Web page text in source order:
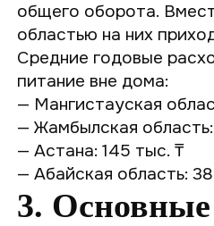
общего оборота.
областью на них
Средние годовые
питание вне дома:
— Мангистауская
— Жамбылская
— Астана: 145 тыс. ₸
— Абайская область:
3.